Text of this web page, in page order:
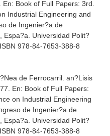
En: Book of Full Papers: 3rd.
Industrial Engineering and
de Ingenier?a de
Espa?a. Universidad Polit?
978-84-7653-388-8
de Ferrocarril. an?Lisis
En: Book of Full Papers:
on Industrial Engineering
de Ingenier?a de
Espa?a. Universidad Polit?
978-84-7653-388-8